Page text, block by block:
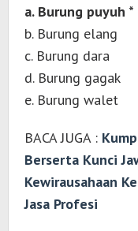
a. Burung puyuh *
b. Burung elang
c. Burung dara
d. Burung gagak
e. Burung walet
BACA JUGA :
Berserta Kunci
Kewirausahaan
Jasa Profesi